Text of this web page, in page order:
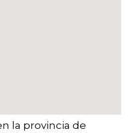
la provincia de